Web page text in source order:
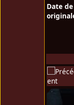
Date